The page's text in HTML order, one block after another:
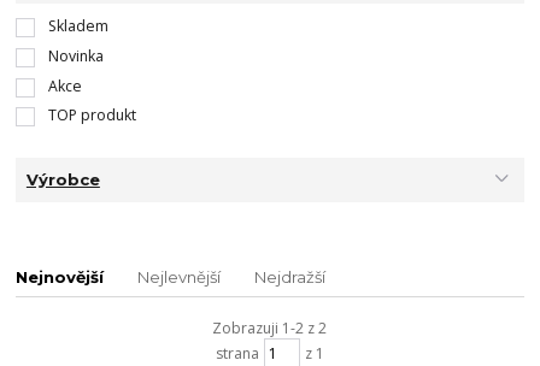
Skladem
Novinka
Akce
TOP produkt
Výrobce
Nejnovější Nejlevnější Nejdražší
Zobrazuji 1-2 z 2
strana
z 1